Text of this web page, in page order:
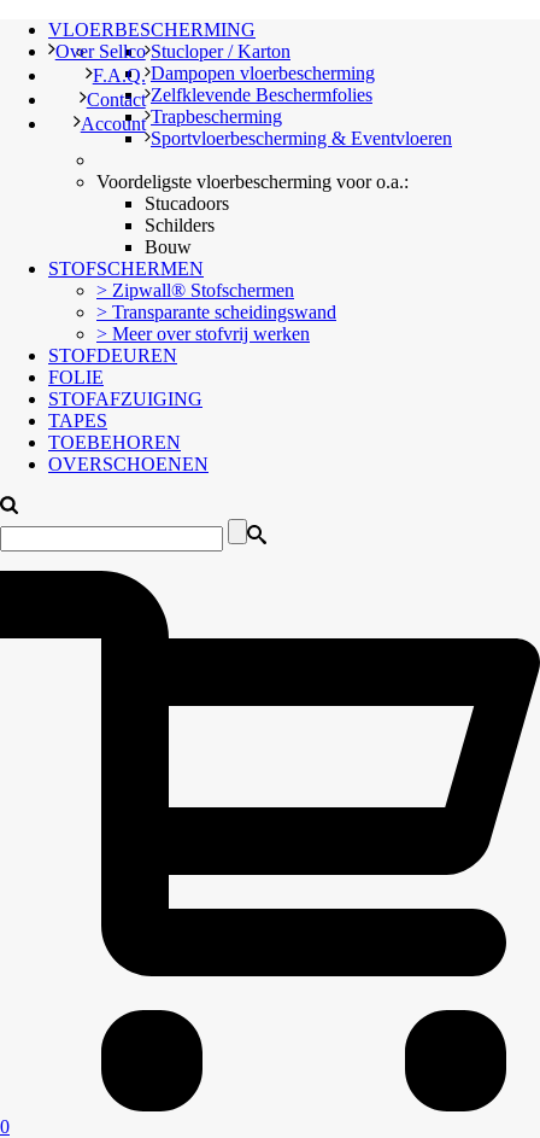
Over Sellco
F.A.Q.
Contact
Account
VLOERBESCHERMING
Stucloper / Karton
Dampopen vloerbescherming
Zelfklevende Beschermfolies
Trapbescherming
Sportvloerbescherming & Eventvloeren
Voordeligste vloerbescherming voor o.a.:
Stucadoors
Schilders
Bouw
STOFSCHERMEN
> Zipwall® Stofschermen
> Transparante scheidingswand
> Meer over stofvrij werken
STOFDEUREN
FOLIE
STOFAFZUIGING
TAPES
TOEBEHOREN
OVERSCHOENEN
0